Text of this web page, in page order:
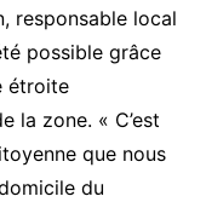
responsable local
possible grâce
étroite
la zone. « C’est
que nous
du